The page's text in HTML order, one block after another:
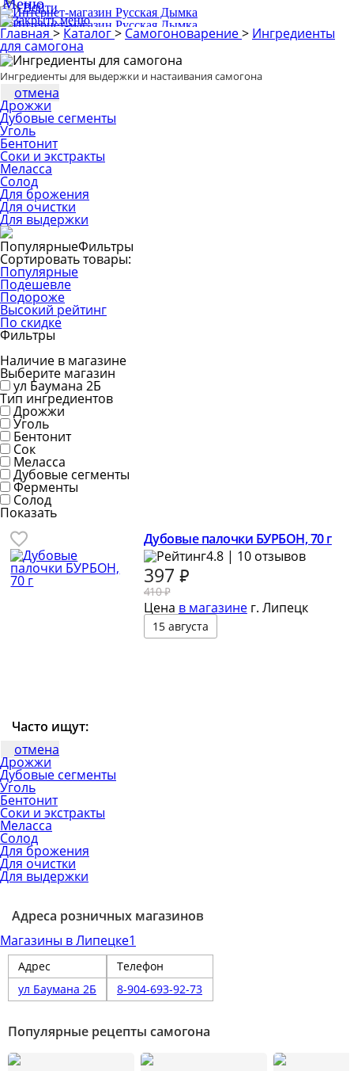
Войти
Производим с 2014 года
1
Главная > Каталог> Самогоноварение> Ингредиенты
для самогона
Ингредиенты для выдержки и настаивания самогона
отмена
Дрожжи
Дубовые сегменты
Уголь
Бентонит
Соки и экстракты
Меласса
Солод
Для брожения
Для очистки
Для выдержки
ПопулярныеФильтры
Сортировать товары:
Популярные
Подешевле
Подороже
Высокий рейтинг
По скидке
Фильтры
Наличие в магазине
Выберите магазин
ул Баумана 2Б
Тип ингредиентов
Дрожжи
Уголь
Бентонит
Сок
Меласса
Дубовые сегменты
Ферменты
Солод
Показать
Дубовые палочки БУРБОН, 70 г
4.8 | 10 отзывов
397 ₽
410 ₽
Цена в магазинег. Липецк
15 августа
Часто ищут:
отмена
Дрожжи
Дубовые сегменты
Уголь
Бентонит
Соки и экстракты
Меласса
Солод
Для брожения
Для очистки
Для выдержки
Адреса розничных магазинов
Магазины в Липецке1
Адрес
Телефон
ул Баумана 2Б
8-904-693-92-73
Популярные рецепты самогона